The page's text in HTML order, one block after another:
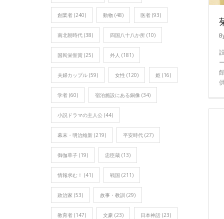
創業者 (240) 動物 (48) 医者 (93)
南北朝時代 (38) 四国八十八か所 (10)
国民栄誉賞 (25) 外人 (181)
夫婦カップル (59) 女性 (120) 姫 (16)
学者 (60) 宿泊施設にある銅像 (34)
小説ドラマの主人公 (44)
幕末・明治維新 (219) 平安時代 (27)
御伽草子 (19) 忠臣蔵 (13)
情報求む！ (41) 戦国 (211)
政治家 (53) 故事・教訓 (29)
教育者 (147) 文豪 (23) 日本神話 (23)